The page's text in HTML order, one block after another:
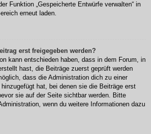
Funktion „Gespeicherte Entwürfe verwalten“ in
erneut laden.
erst freigegeben werden?
kann entschieden haben, dass in dem Forum, in
hast, die Beiträge zuerst geprüft werden
dass die Administration dich zu einer
hat, bei denen sie die Beiträge erst
sie auf der Seite sichtbar werden. Bitte
wenn du weitere Informationen dazu